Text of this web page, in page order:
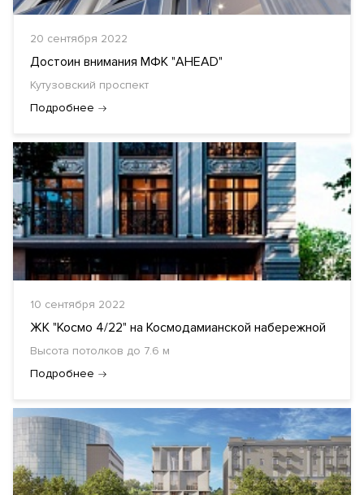
20 сентября 2022
Достоин внимания МФК "AHEAD"
Кутузовский проспект
Подробнее
10 сентября 2022
ЖК "Космо 4/22" на Космодамианской набережной
Высота потолков до 7.6 м
Подробнее